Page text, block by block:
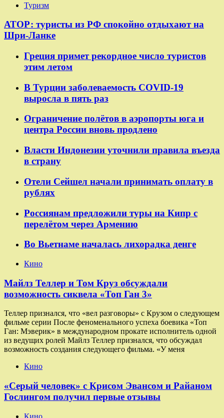
Туризм
АТОР: туристы из РФ спокойно отдыхают на
Шри-Ланке
Греция примет рекордное число туристов
этим летом
В Турции заболеваемость COVID-19
выросла в пять раз
Ограничение полётов в аэропорты юга и
центра России вновь продлено
Власти Индонезии уточнили правила въезда
в страну
Отели Сейшел начали принимать оплату в
рублях
Россиянам предложили туры на Кипр с
перелётом через Армению
Во Вьетнаме началась лихорадка денге
Кино
Майлз Теллер и Том Круз обсуждали
возможность сиквела «Топ Ган 3»
Теллер признался, что «вел разговоры» с Крузом о следующем
фильме серии После феноменального успеха боевика «Топ
Ган: Мэверик» в международном прокате исполнитель одной
из ведущих ролей Майлз Теллер признался, что обсуждал
возможность создания следующего фильма. «У меня
Кино
«Серый человек» с Крисом Эвансом и Райаном
Гослингом получил первые отзывы
Кино